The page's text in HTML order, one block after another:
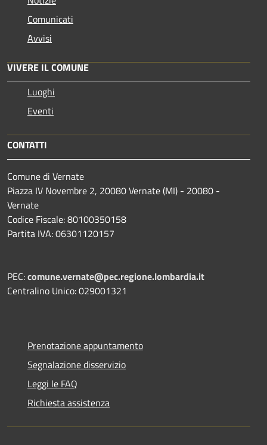
Comunicati
Avvisi
VIVERE IL COMUNE
Luoghi
Eventi
CONTATTI
Comune di Vernate
Piazza IV Novembre 2, 20080 Vernate (MI) - 20080 -
Vernate
Codice Fiscale: 80100350158
Partita IVA: 06301120157
PEC:comune.vernate@pec.regione.lombardia.it
Centralino Unico: 029001321
Prenotazione appuntamento
Segnalazione disservizio
Leggi le FAQ
Richiesta assistenza